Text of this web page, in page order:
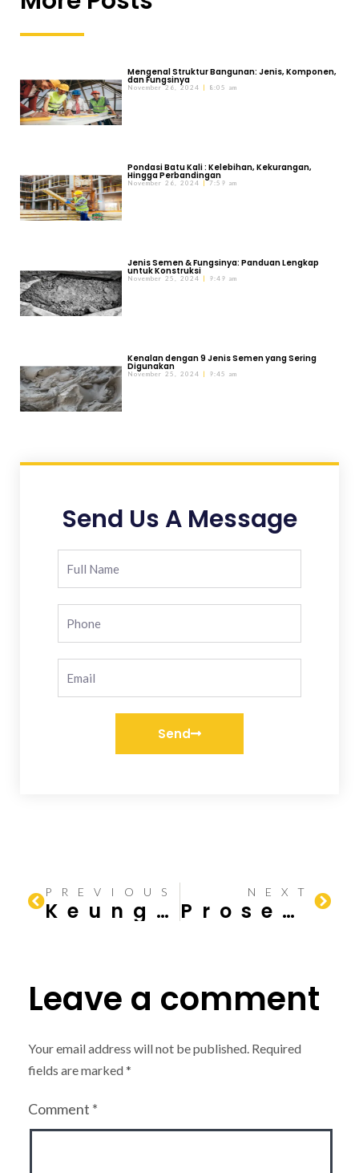
Mengenal Struktur Bangunan: Jenis, Komponen,
dan Fungsinya
November 26, 2024 8:05 am
Pondasi Batu Kali : Kelebihan, Kekurangan,
Hingga Perbandingan
November 26, 2024 7:59 am
Jenis Semen & Fungsinya: Panduan Lengkap
untuk Konstruksi
November 25, 2024 9:49 am
Kenalan dengan 9 Jenis Semen yang Sering
Digunakan
November 25, 2024 9:45 am
Send Us A Message
Send
PREVIOUS
Keunggulan Konstruksi Baja: Mengapa Rangka Baja Pilihan Utama?
NEXT
Proses Fabrikasi Baja: Dari Desain ke Pekerjaan Lapangan
Leave a comment
Your email address will not be published. Required
fields are marked*
Comment *